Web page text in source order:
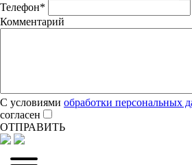
Телефон*
Комментарий
С условиями обработки персональных
согласен
ОТПРАВИТЬ